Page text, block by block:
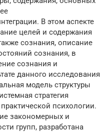
В этом аспекте
целей и содержания
сознания, описание
сознания, в
сознания и
данного исследования
модель структуры
стратегия
психологии.
закономерных и
групп, разработана